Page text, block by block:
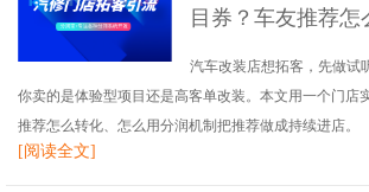
目券？车友推荐怎
汽车改装店想拓客，先做试
你卖的是体验型项目还是高客单改装。本文用一个门店
推荐怎么转化、怎么用分润机制把推荐做成持续进店。
[阅读全文]